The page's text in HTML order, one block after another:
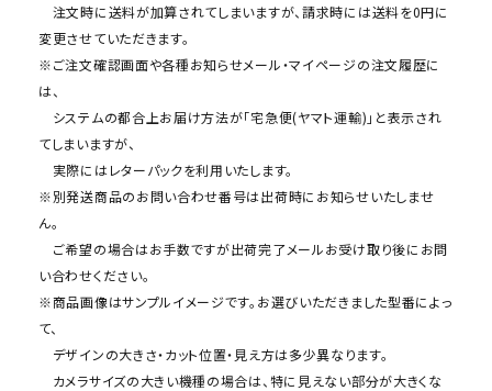
注文時に送料が加算されてしまいますが、請求時には送料を0円に
変更させていただきます。
※ご注文確認画面や各種お知らせメール・マイページの注文履歴に
は、
システムの都合上お届け方法が「宅急便(ヤマト運輸)」と表示され
てしまいますが、
実際にはレターパックを利用いたします。
※別発送商品のお問い合わせ番号は出荷時にお知らせいたしませ
ん。
ご希望の場合はお手数ですが出荷完了メールお受け取り後にお問
い合わせください。
※商品画像はサンプルイメージです。お選びいただきました型番によっ
て、
デザインの大きさ・カット位置・見え方は多少異なります。
カメラサイズの大きい機種の場合は、特に見えない部分が大きくな